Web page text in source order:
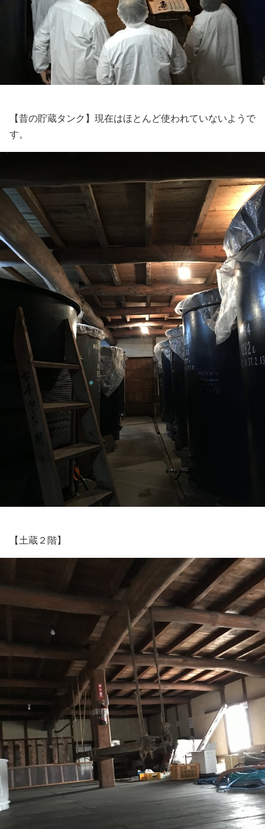
【昔の貯蔵タンク】現在はほとんど使われていないようで
す。
【土蔵２階】